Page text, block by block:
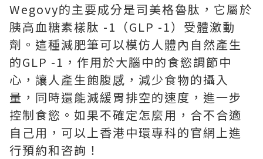
Wegovy的主要成分是司美格魯肽，它屬於
胰高血糖素樣肽 -1（GLP -1）受體激動
劑。這種減肥筆可以模仿人體內自然產生
的GLP -1，作用於大腦中的食慾調節中
心，讓人產生飽腹感，減少食物的攝入
量，同時還能減緩胃排空的速度，進一步
控制食慾。如果不確定怎麼用，合不合適
自己用，可以上香港中環專科的官網上進
行預約和咨詢！